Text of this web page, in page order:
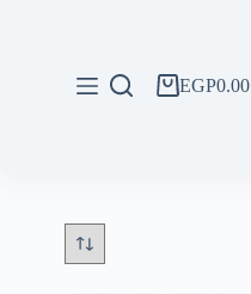
عربةEGP0.00